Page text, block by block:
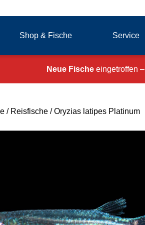
Shop & Fische Service
Neue Fischeeingetroffen –
/ Reisfische/ Oryzias latipes Platinum